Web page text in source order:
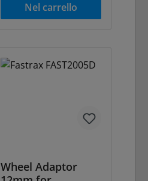
Nel carrello
Wheel Adaptor